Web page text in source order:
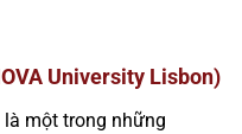
University Lisbon)
là một trong những